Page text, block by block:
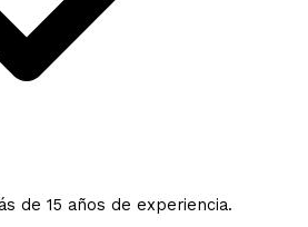
de 15 años de experiencia.